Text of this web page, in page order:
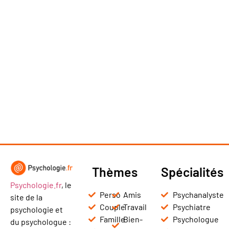
Psychologie.fr, le
site de la
psychologie et
du psychologue :
Thèmes
Perso
Couple
Famille
Amis
Travail
Bien-
Spécialités
Psychanalyste
Psychiatre
Psychologue